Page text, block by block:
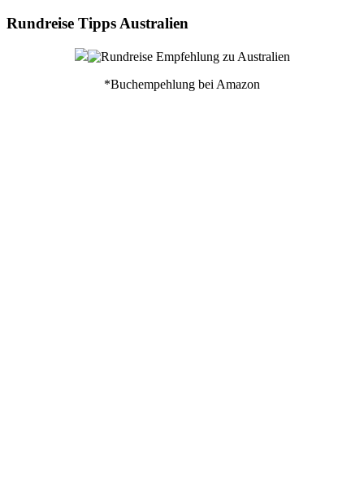
Rundreise Tipps Australien
*Buchempehlung bei Amazon